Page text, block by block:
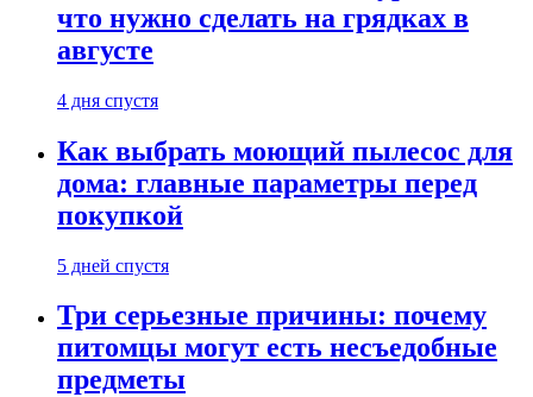
что нужно сделать на грядках в
августе
4 дня спустя
Как выбрать моющий пылесос для
дома: главные параметры перед
покупкой
5 дней спустя
Три серьезные причины: почему
питомцы могут есть несъедобные
предметы